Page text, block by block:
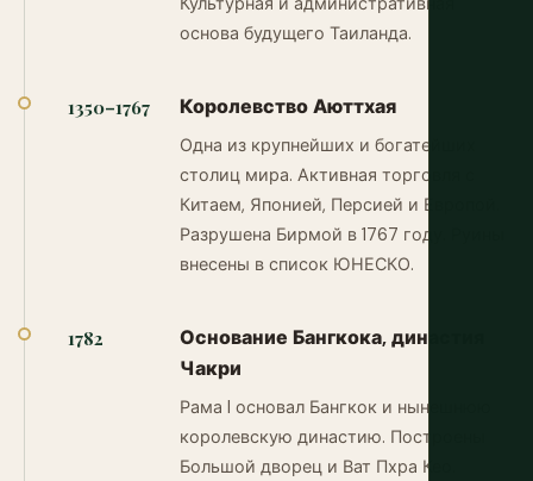
основа будущего Таиланда.
1350–1767 Королевство Аюттхая
Одна из крупнейших и богатейших
столиц мира. Активная торговля с
Китаем, Японией, Персией и Европой.
Разрушена Бирмой в 1767 году. Руины
внесены в список ЮНЕСКО.
1782
Основание Бангкока, династия
Чакри
Рама I основал Бангкок и нынешнюю
королевскую династию. Построены
Большой дворец и Ват Пхра Кео.